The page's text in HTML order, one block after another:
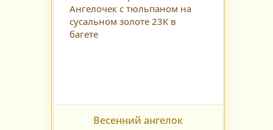
Весенний ангелок